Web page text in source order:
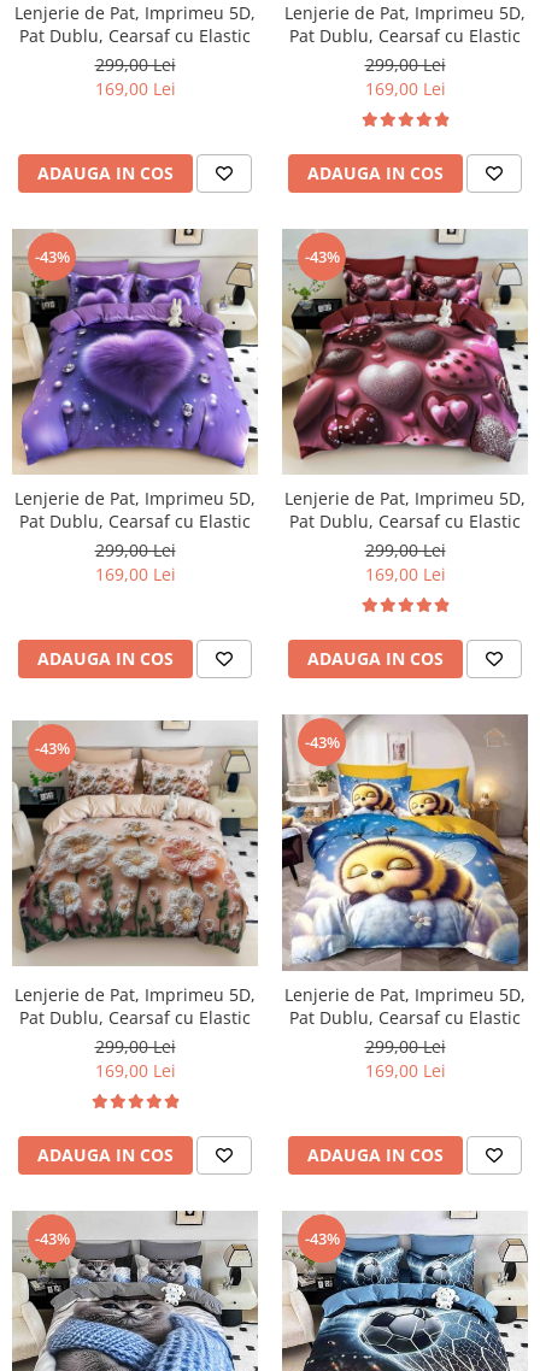
Persoane
Set Lenjerie Pat Blanita Iepure, 6
Piese, Cu Pilota Inclusa
Lenjerii De Pat Premium Collection
Pilota / Cuvertura Inclusa
Set Lenjerie De Pat Jacquard Regal,
Lenjerii Damasc Egiptean King Size
Lenjerii De Pat, Finet Premium, 1
Persoana
Lenjerii De Pat Damasc 1 Persoana
Lenjerii De Pat, Imprimeu 3D, 1
Persoana
Lenjerie de Pat, Imprimeu 5D,
Pat Dublu, Cearsaf cu Elastic
299,00 Lei
169,00 Lei
ADAUGA IN COS
Lenjerie de Pat, Imprimeu 5D,
Pat Dublu, Cearsaf cu Elastic
299,00 Lei
169,00 Lei
ADAUGA IN COS
-43%
Lenjerie de Pat, Imprimeu 5D,
Pat Dublu, Cearsaf cu Elastic
299,00 Lei
169,00 Lei
ADAUGA IN COS
-43%
Lenjerie de Pat, Imprimeu 5D,
Pat Dublu, Cearsaf cu Elastic
299,00 Lei
169,00 Lei
ADAUGA IN COS
-43%
Lenjerie de Pat, Imprimeu 5D,
Pat Dublu, Cearsaf cu Elastic
299,00 Lei
169,00 Lei
ADAUGA IN COS
-43%
Lenjerie de Pat, Imprimeu 5D,
Pat Dublu, Cearsaf cu Elastic
299,00 Lei
169,00 Lei
ADAUGA IN COS
-43% -43%